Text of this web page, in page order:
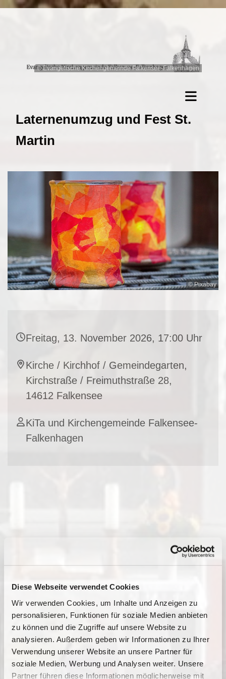
Diese Webseite verwendet Cookies
Wir verwenden Cookies, um Inhalte und Anzeigen zu
personalisieren, Funktionen für soziale Medien anbieten
zu können und die Zugriffe auf unsere Website zu
analysieren. Außerdem geben wir Informationen zu Ihrer
Verwendung unserer Website an unsere Partner für
soziale Medien, Werbung und Analysen weiter. Unsere
Partner führen diese Informationen möglicherweise mit
© Evangelische Kirchengemeinde Falkensee-Falkenhagen
Laternenumzug und Fest St.
Martin
© Pixabay
Freitag, 13. November 2026, 17:00 Uhr
Kirche / Kirchhof / Gemeindegarten,
Kirchstraße / Freimuthstraße 28,
14612 Falkensee
KiTa und Kirchengemeinde Falkensee-
Falkenhagen